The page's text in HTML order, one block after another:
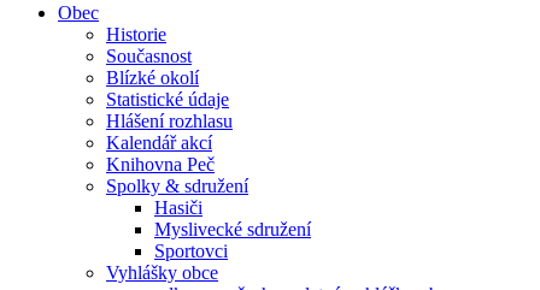
Obec
Historie
Současnost
Blízké okolí
Statistické údaje
Hlášení rozhlasu
Kalendář akcí
Knihovna Peč
Spolky & sdružení
Hasiči
Myslivecké sdružení
Sportovci
Vyhlášky obce